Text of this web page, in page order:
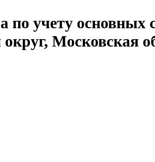
по учету основных
Московская